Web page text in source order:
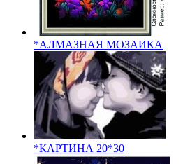
*АЛМАЗНАЯ МОЗАИКА
*КАРТИНА 20*30